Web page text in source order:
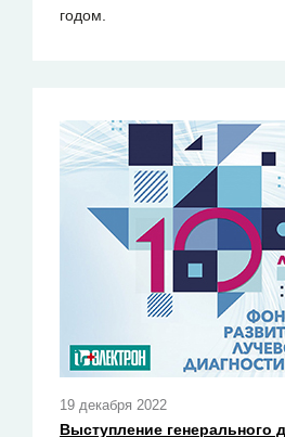
годом.
19 декабря 2022
Выступление генерального